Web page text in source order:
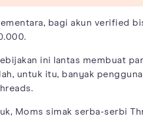
bagi akun verified
ini lantas membuat
untuk itu, banyak
Moms simak serba-serbi